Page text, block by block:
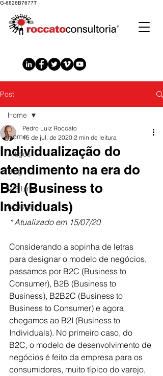
G-6826B7677T
Post
Home
Artigos
Blog
VIP Line
Notícias
Home
Individualização do
atendimento na era do
B2I (Business to
Individuals)
Pedro Luiz Roccato
15 de jul. de 2020 2 min de leitura
* Atualizado em 15/07/20
Considerando a sopinha de letras
para designar o modelo de negócios,
passamos por B2C (Business to
Consumer), B2B (Business to
Business), B2B2C (Business to
Business to Consumer) e agora
chegamos ao B2I (Business to
Individuals). No primeiro caso, do
B2C, o modelo de desenvolvimento de
negócios é feito da empresa para os
consumidores, muito típico do varejo,